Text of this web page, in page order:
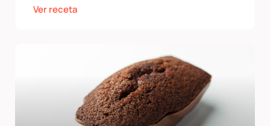
Ver receta